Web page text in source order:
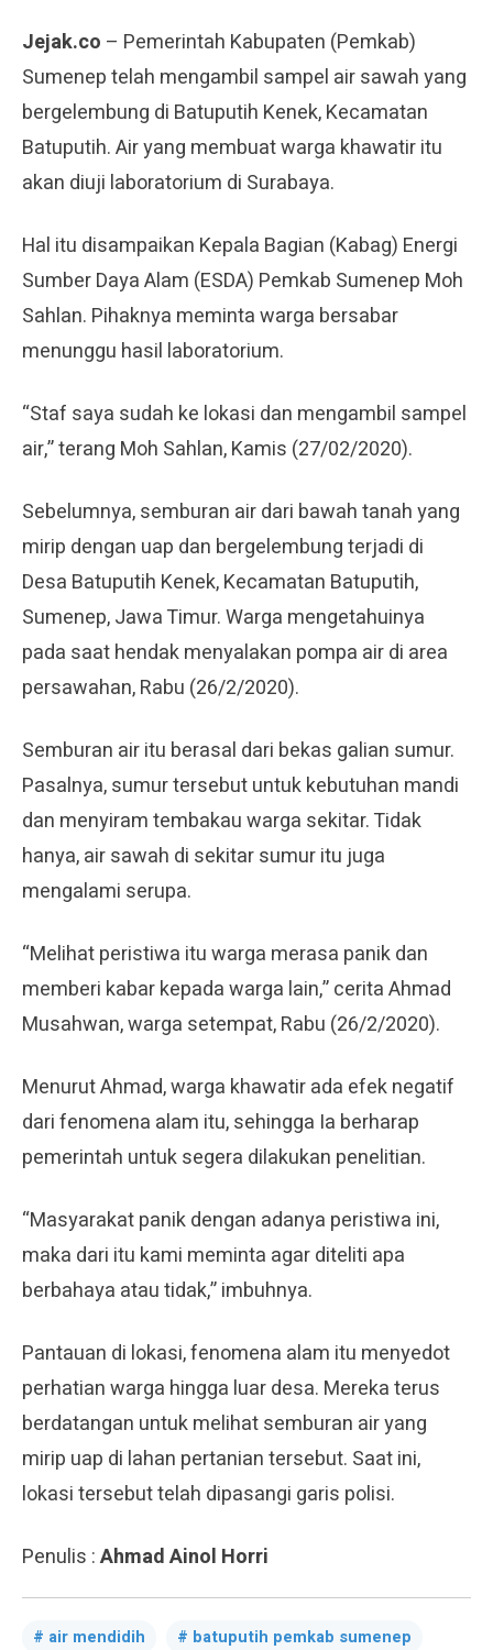
Jejak.co – Pemerintah Kabupaten (Pemkab)
Sumenep telah mengambil sampel air sawah yang
bergelembung di Batuputih Kenek, Kecamatan
Batuputih. Air yang membuat warga khawatir itu
akan diuji laboratorium di Surabaya.
Hal itu disampaikan Kepala Bagian (Kabag) Energi
Sumber Daya Alam (ESDA) Pemkab Sumenep Moh
Sahlan. Pihaknya meminta warga bersabar
menunggu hasil laboratorium.
“Staf saya sudah ke lokasi dan mengambil sampel
air,” terang Moh Sahlan, Kamis (27/02/2020).
Sebelumnya, semburan air dari bawah tanah yang
mirip dengan uap dan bergelembung terjadi di
Desa Batuputih Kenek, Kecamatan Batuputih,
Sumenep, Jawa Timur. Warga mengetahuinya
pada saat hendak menyalakan pompa air di area
persawahan, Rabu (26/2/2020).
Semburan air itu berasal dari bekas galian sumur.
Pasalnya, sumur tersebut untuk kebutuhan mandi
dan menyiram tembakau warga sekitar. Tidak
hanya, air sawah di sekitar sumur itu juga
mengalami serupa.
“Melihat peristiwa itu warga merasa panik dan
memberi kabar kepada warga lain,” cerita Ahmad
Musahwan, warga setempat, Rabu (26/2/2020).
Menurut Ahmad, warga khawatir ada efek negatif
dari fenomena alam itu, sehingga Ia berharap
pemerintah untuk segera dilakukan penelitian.
“Masyarakat panik dengan adanya peristiwa ini,
maka dari itu kami meminta agar diteliti apa
berbahaya atau tidak,” imbuhnya.
Pantauan di lokasi, fenomena alam itu menyedot
perhatian warga hingga luar desa. Mereka terus
berdatangan untuk melihat semburan air yang
mirip uap di lahan pertanian tersebut. Saat ini,
lokasi tersebut telah dipasangi garis polisi.
Penulis :Ahmad Ainol Horri
air mendidih
batuputih pemkab sumenep